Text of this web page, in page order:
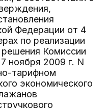
Федерации от 4
по реализации
решения Комиссии
ноября 2009 г. N
тарифном
экономического